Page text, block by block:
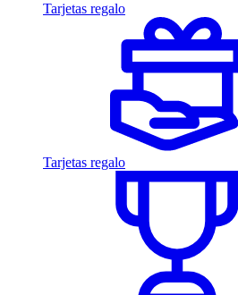
Tarjetas regalo
Tarjetas regalo